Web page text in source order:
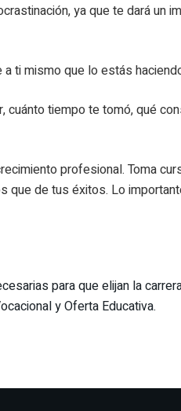
ya que te dará un
ti mismo que lo estás
tiempo te tomó, qué
profesional. Toma
que de tus éxitos. Lo
para que elijan la
y Oferta Educativa.